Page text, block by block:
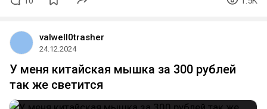
valwell0trasher
24.12.2024
У меня китайская мышка за 300 рублей
так же светится